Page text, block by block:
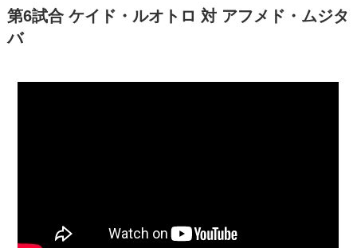
第6試合 ケイド・ルオトロ 対 アフメド・ムジタ
バ